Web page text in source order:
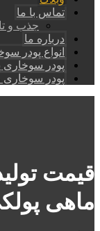
تماس با ما
جذب و
درباره ما
انواع پودر
پودر سوخاری
پودر سوخاری
قیمت
ماهی